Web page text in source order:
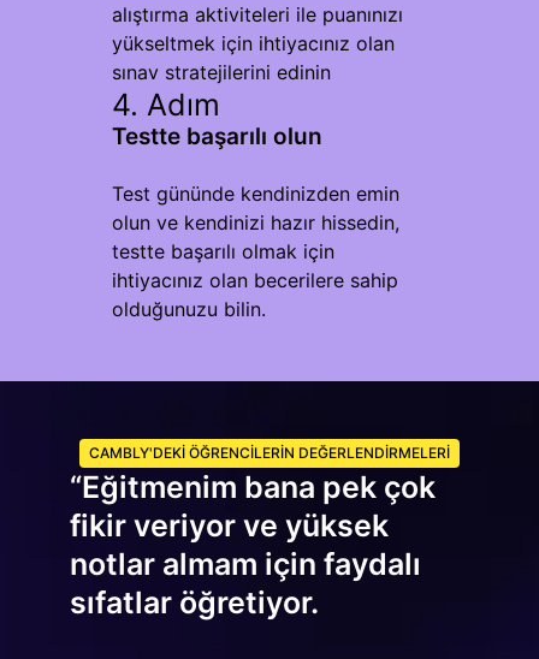
alıştırma aktiviteleri ile puanınızı
yükseltmek için ihtiyacınız olan
sınav stratejilerini edinin
4. Adım
Testte başarılı olun
Test gününde kendinizden emin
olun ve kendinizi hazır hissedin,
testte başarılı olmak için
ihtiyacınız olan becerilere sahip
olduğunuzu bilin.
CAMBLY'DEKI ÖĞRENCILERIN DEĞERLENDIRMELERI
“Eğitmenim bana pek çok
fikir veriyor ve yüksek
notlar almam için faydalı
sıfatlar öğretiyor.